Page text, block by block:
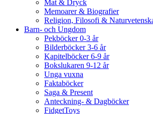
Mat & Dryck
Memoarer & Biografier
Religion, Filosofi &
Barn- och Ungdom
Pekböcker 0-3 år
Bilderböcker 3-6 år
Kapitelböcker 6-9 år
Bokslukaren 9-12 år
Unga vuxna
Faktaböcker
Saga & Present
Anteckning- & Dagböcker
FidgetToys